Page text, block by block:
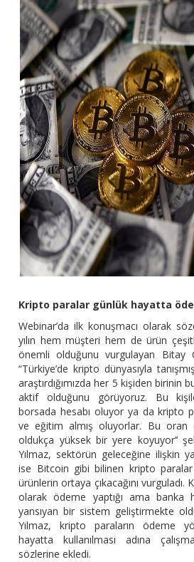
Kripto paralar günlük hayatta
Webinar’da ilk konuşmacı olarak
yılın hem müşteri hem de ürün
önemli olduğunu vurgulayan Bitay
“Türkiye’de kripto dünyasıyla
araştırdığımızda her 5 kişiden birinin
aktif olduğunu görüyoruz. Bu
borsada hesabı oluyor ya da kripto
ve eğitim almış oluyorlar. Bu oran
oldukça yüksek bir yere koyuyor’’
Yılmaz, sektörün geleceğine ilişkin
ise Bitcoin gibi bilinen kripto paralar
ürünlerin ortaya çıkacağını vurguladı.
olarak ödeme yaptığı ama banka
yansıyan bir sistem geliştirmekte
Yılmaz, kripto paraların ödeme
hayatta kullanılması adına
sözlerine ekledi.